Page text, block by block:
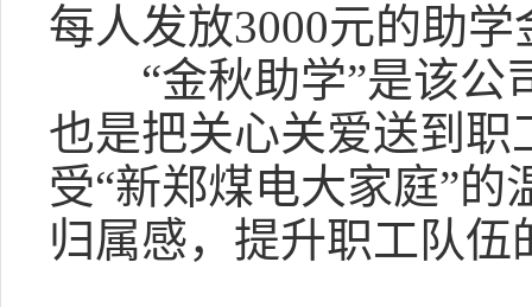
每人发放3000元的助学
“金秋助学”是该公
也是把关心关爱送到
受“新郑煤电大家庭”
归属感，提升职工队